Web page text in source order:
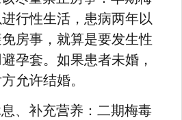
行性生活，患病两年以
免房事，就算是要发生性
孕套。如果患者未婚，
允许结婚。
、补充营养：二期梅毒